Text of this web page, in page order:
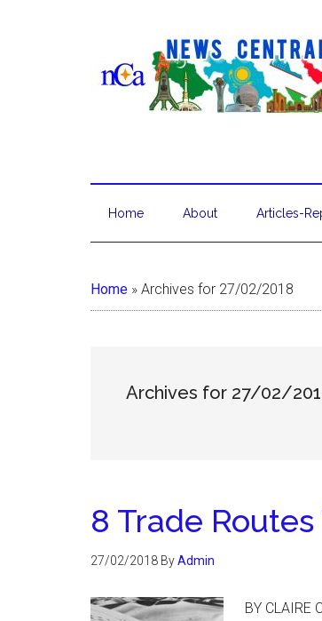
Home About Articles-
Home » Archives for 27/02/2018
Archives for 27/02/
8 Trade
27/02/2018 ByAdmin
BY CLAIRE